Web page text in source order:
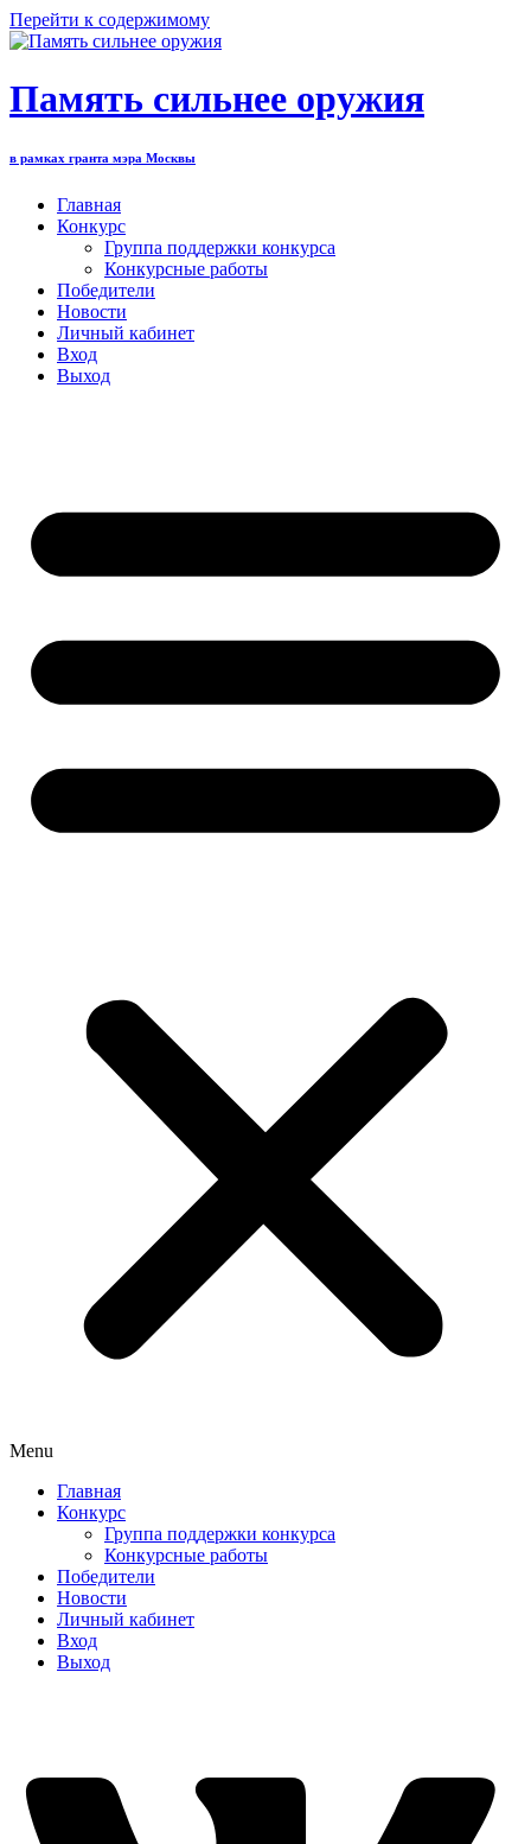
Перейти к содержимому
Память сильнее оружия
в рамках гранта мэра Москвы
Главная
Конкурс
Группа поддержки конкурса
Конкурсные работы
Победители
Новости
Личный кабинет
Вход
Выход
Menu
Главная
Конкурс
Группа поддержки конкурса
Конкурсные работы
Победители
Новости
Личный кабинет
Вход
Выход